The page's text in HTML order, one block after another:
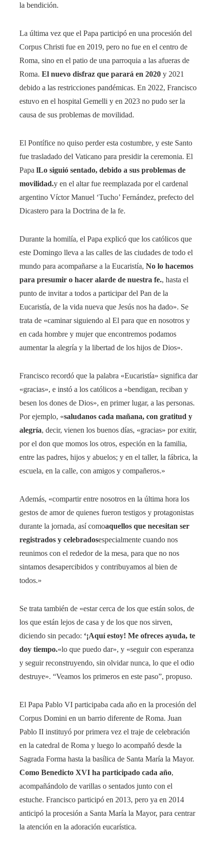
la bendición.
La última vez que el Papa participó en una procesión del
Corpus Christi fue en 2019, pero no fue en el centro de
Roma, sino en el patio de una parroquia a las afueras de
Roma. El nuevo disfraz que parará en 2020 y 2021
debido a las restricciones pandémicas. En 2022, Francisco
estuvo en el hospital Gemelli y en 2023 no pudo ser la
causa de sus problemas de movilidad.
El Pontífice no quiso perder esta costumbre, y este Santo
fue trasladado del Vaticano para presidir la ceremonia. El
Papa lLo siguió sentado, debido a sus problemas de
movilidad.y en el altar fue reemplazada por el cardenal
argentino Víctor Manuel ‘Tucho’ Fernández, prefecto del
Dicastero para la Doctrina de la fe.
Durante la homilía, el Papa explicó que los católicos que
este Domingo lleva a las calles de las ciudades de todo el
mundo para acompañarse a la Eucaristía, No lo hacemos
para presumir o hacer alarde de nuestra fe., hasta el
punto de invitar a todos a participar del Pan de la
Eucaristía, de la vida nueva que Jesús nos ha dado». Se
trata de «caminar siguiendo al El para que en nosotros y
en cada hombre y mujer que encontremos podamos
aumentar la alegría y la libertad de los hijos de Dios».
Francisco recordó que la palabra «Eucaristía» significa dar
«gracias», e instó a los católicos a «bendigan, reciban y
besen los dones de Dios», en primer lugar, a las personas.
Por ejemplo, «saludanos cada mañana, con gratitud y
alegría, decir, vienen los buenos días, «gracias» por exitir,
por el don que momos los otros, especión en la familia,
entre las padres, hijos y abuelos; y en el taller, la fábrica, la
escuela, en la calle, con amigos y compañeros.»
Además, «compartir entre nosotros en la última hora los
gestos de amor de quienes fueron testigos y protagonistas
durante la jornada, así comoaquellos que necesitan ser
registrados y celebradosespecialmente cuando nos
reunimos con el rededor de la mesa, para que no nos
sintamos desapercibidos y contribuyamos al bien de
todos.»
Se trata también de «estar cerca de los que están solos, de
los que están lejos de casa y de los que nos sirven,
diciendo sin pecado: ‘¡Aquí estoy! Me ofreces ayuda, te
doy tiempo.«lo que puedo dar», y «seguir con esperanza
y seguir reconstruyendo, sin olvidar nunca, lo que el odio
destruye». “Veamos los primeros en este paso”, propuso.
El Papa Pablo VI participaba cada año en la procesión del
Corpus Domini en un barrio diferente de Roma. Juan
Pablo II instituyó por primera vez el traje de celebración
en la catedral de Roma y luego lo acompañó desde la
Sagrada Forma hasta la basílica de Santa María la Mayor.
Como Benedicto XVI ha participado cada año,
acompañándolo de varillas o sentados junto con el
estuche. Francisco participó en 2013, pero ya en 2014
anticipó la procesión a Santa María la Mayor, para centrar
la atención en la adoración eucarística.